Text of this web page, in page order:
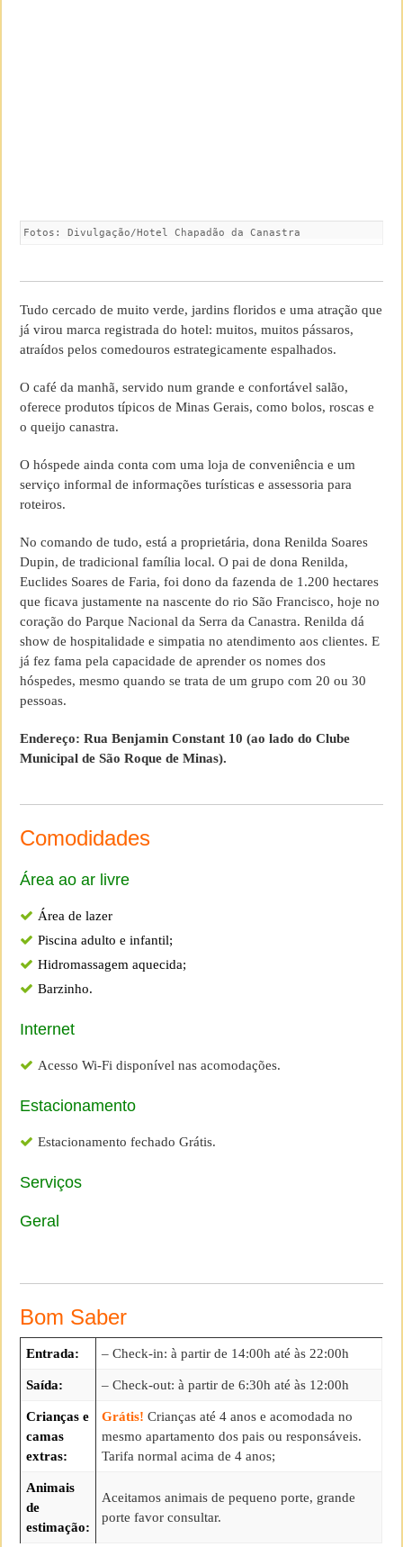
Fotos: Divulgação/Hotel Chapadão da Canastra
Tudo cercado de muito verde, jardins floridos e uma atração que
já virou marca registrada do hotel: muitos, muitos pássaros,
atraídos pelos comedouros estrategicamente espalhados.
O café da manhã, servido num grande e confortável salão,
oferece produtos típicos de Minas Gerais, como bolos, roscas e
o queijo canastra.
O hóspede ainda conta com uma loja de conveniência e um
serviço informal de informações turísticas e assessoria para
roteiros.
No comando de tudo, está a proprietária, dona Renilda Soares
Dupin, de tradicional família local. O pai de dona Renilda,
Euclides Soares de Faria, foi dono da fazenda de 1.200 hectares
que ficava justamente na nascente do rio São Francisco, hoje no
coração do Parque Nacional da Serra da Canastra. Renilda dá
show de hospitalidade e simpatia no atendimento aos clientes. E
já fez fama pela capacidade de aprender os nomes dos
hóspedes, mesmo quando se trata de um grupo com 20 ou 30
pessoas.
Endereço: Rua Benjamin Constant 10 (ao lado do Clube
Municipal de São Roque de Minas).
Comodidades
Área ao ar livre
Área de lazer
Piscina adulto e infantil;
Hidromassagem aquecida;
Barzinho.
Internet
Acesso Wi-Fi disponível nas acomodações.
Estacionamento
Estacionamento fechado Grátis.
Serviços
Geral
Bom Saber
Entrada: – Check-in: à partir de 14:00h até às 22:00h
Saída: – Check-out: à partir de 6:30h até às 12:00h
Crianças e
camas
extras:
Grátis! Crianças até 4 anos e acomodada no
mesmo apartamento dos pais ou responsáveis.
Tarifa normal acima de 4 anos;
Animais
de
estimação:
Aceitamos animais de pequeno porte, grande
porte favor consultar.